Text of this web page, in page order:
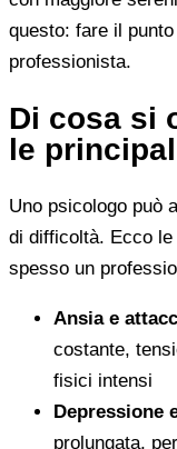
questo: fare il
professionista.
Di cosa si
le
Uno psicologo può
di difficoltà. Ecco
spesso un
Ansia e
costante,
fisici intensi
Depressione
prolungata,